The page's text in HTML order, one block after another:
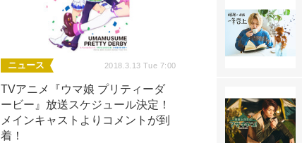
ニュース 2018.3.13 Tue 7:00
TVアニメ『ウマ娘 プリティーダ
ービー』放送スケジュール決定！
メインキャストよりコメントが到
着！